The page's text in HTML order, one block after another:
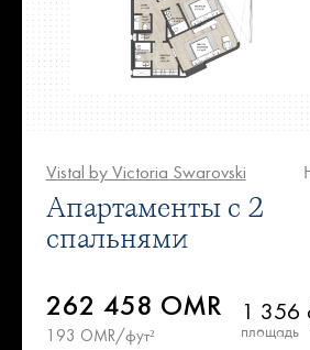
Vistal by Victoria Swarovski
Апартаменты с 2
спальнями
262 458 OMR
193 OMR/фут²
1 356
площадь